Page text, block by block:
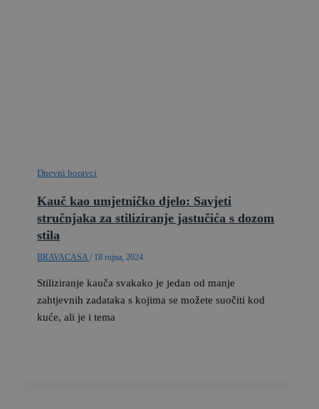
Dnevni boravci
Kauč kao umjetničko djelo: Savjeti
stručnjaka za stiliziranje jastučića s dozom
stila
BRAVACASA/ 18 rujna, 2024
Stiliziranje kauča svakako je jedan od manje
zahtjevnih zadataka s kojima se možete suočiti kod
kuće, ali je i tema